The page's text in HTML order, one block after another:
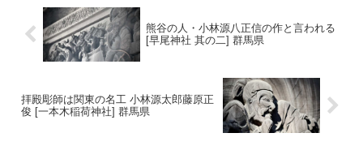
熊谷の人・小林源八正信の作と言われる
[早尾神社 其の二] 群馬県
拝殿彫師は関東の名工 小林源太郎藤原正
俊 [一本木稲荷神社] 群馬県